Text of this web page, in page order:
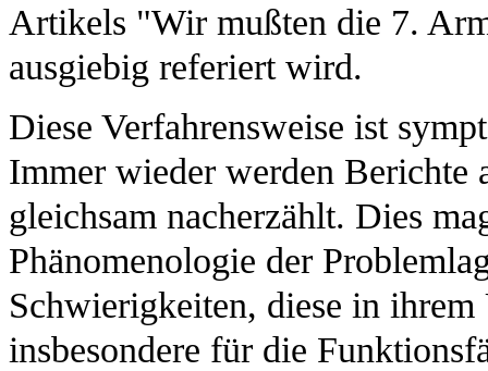
Artikels "Wir mußten die 7.
ausgiebig referiert wird.
Diese Verfahrensweise ist
Immer wieder werden Berichte
gleichsam nacherzählt. Dies
Phänomenologie der
Schwierigkeiten, diese in
insbesondere für die